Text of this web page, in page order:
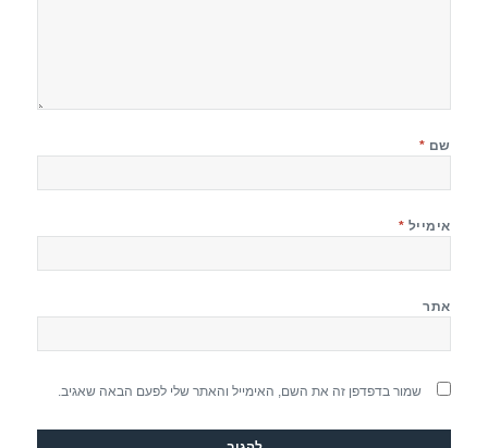
שם *
אימייל *
אתר
שמור בדפדפן זה את השם, האימייל והאתר שלי לפעם הבאה שאגיב.